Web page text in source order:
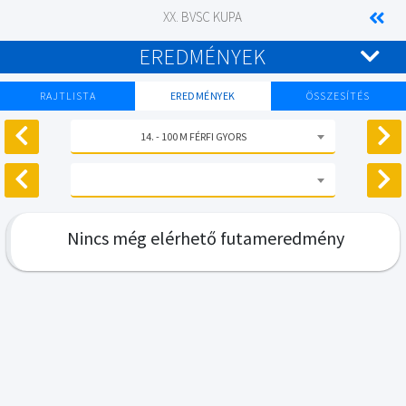
XX. BVSC KUPA
EREDMÉNYEK
RAJTLISTA EREDMÉNYEK ÖSSZESÍTÉS
14. - 100 M FÉRFI GYORS
Nincs még elérhető futameredmény